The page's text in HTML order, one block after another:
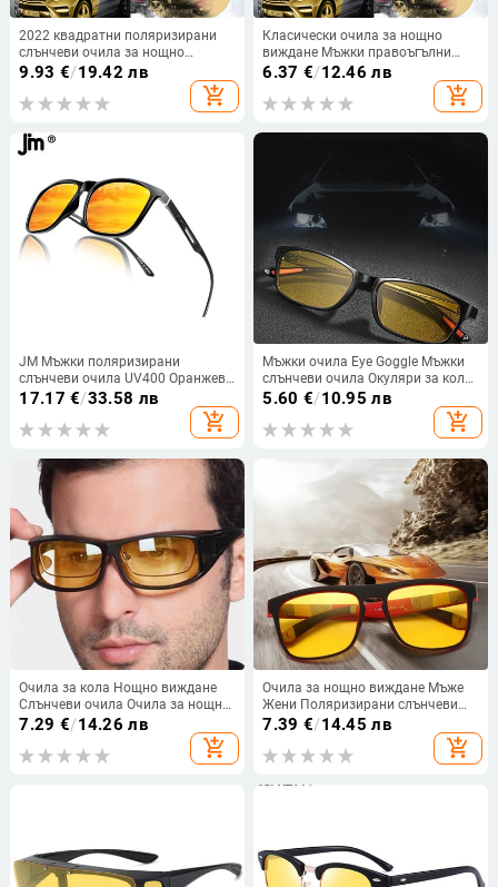
2022 квадратни поляризирани
слънчеви очила за нощно
виждане мъже жени класически
пътуване цветни слънчеви очила
9.93 €/19.42 лв
add_shopping_cart
Класически очила за нощно
виждане Мъжки правоъгълни
поляризирани лещи UV400
Жълти слънчеви очила за жени
Шофиране Спортни очила на
6.37 €/12.46 лв
add_shopping_cart
JM Мъжки поляризирани
слънчеви очила UV400 Оранжеви
лещи Луксозни маркови
дизайнерски слънчеви очила
Мъжки шофиращи слънчеви
17.17 €/33.58 лв
add_shopping_cart
Мъжки очила Eye Goggle Мъжки
слънчеви очила Окуляри за кола
Очила за нощно виждане Жълти
Поляризирани Мъжки
5.60 €/10.95 лв
add_shopping_cart
Очила за кола Нощно виждане
Слънчеви очила Очила за нощно
шофиране Шофьорски очила
Сенник Слънчеви очила UV
Унисекс Защитни очила против
7.29 €/14.26 лв
add_shopping_cart
Очила за нощно виждане Мъже
Жени Поляризирани слънчеви
очила Жълти лещи против
отблясъци Очила за нощно
шофиране Слънчеви очила
7.39 €/14.45 лв
add_shopping_cart